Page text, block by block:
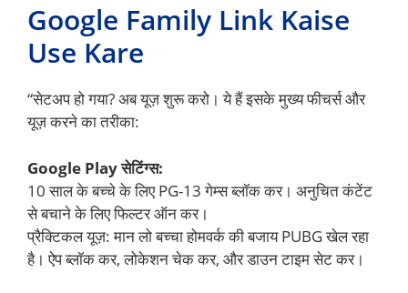
Google Family Link Kaise
Use Kare
“सेटअप हो गया? अब यूज़ शुरू करो। ये हैं इसके मुख्य फीचर्स और
यूज़ करने का तरीका:
Google Play सेटिंग्स:
10 साल के बच्चे के लिए PG-13 गेम्स ब्लॉक कर। अनुचित कंटेंट
से बचाने के लिए फिल्टर ऑन कर।
प्रैक्टिकल यूज़: मान लो बच्चा होमवर्क की बजाय PUBG खेल रहा
है। ऐप ब्लॉक कर, लोकेशन चेक कर, और डाउन टाइम सेट कर।